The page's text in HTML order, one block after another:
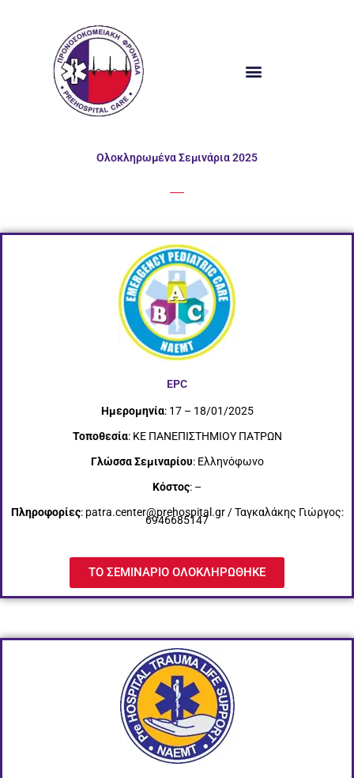
περιεχόμενο
Ολοκληρωμένα Σεμινάρια 2025
EPC
Ημερομηνία: 17 – 18/01/2025
Τοποθεσία: ΚΕ ΠΑΝΕΠΙΣΤΗΜΙΟΥ ΠΑΤΡΩΝ
Γλώσσα Σεμιναρίου: Ελληνόφωνο
Κόστος: –
Πληροφορίες: patra.center@prehospital.gr / Ταγκαλάκης Γιώργος:
6946685147
ΤΟ ΣΕΜΙΝΑΡΙΟ ΟΛΟΚΛΗΡΩΘΗΚΕ